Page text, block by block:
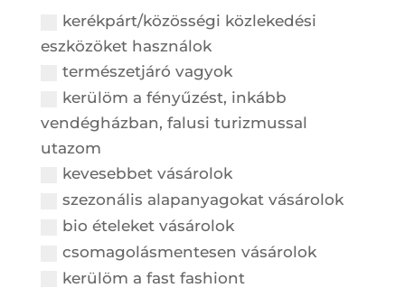
kerékpárt/közösségi közlekedési
eszközöket használok
természetjáró vagyok
kerülöm a fényűzést, inkább
vendégházban, falusi turizmussal
utazom
kevesebbet vásárolok
szezonális alapanyagokat vásárolok
bio ételeket vásárolok
csomagolásmentesen vásárolok
kerülöm a fast fashiont